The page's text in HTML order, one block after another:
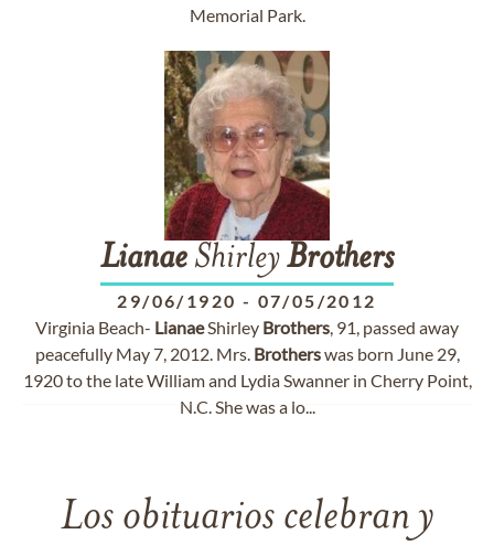
Memorial Park.
Lianae ShirleyBrothers
29/06/1920 - 07/05/2012
Virginia Beach- LianaeShirley Brothers, 91, passed away
peacefully May 7, 2012. Mrs. Brotherswas born June 29,
1920 to the late William and Lydia Swanner in Cherry Point,
N.C. She was a lo...
Los obituarios celebran y